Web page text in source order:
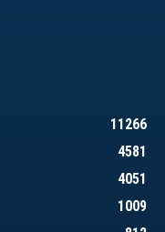
11266
4581
4051
1009